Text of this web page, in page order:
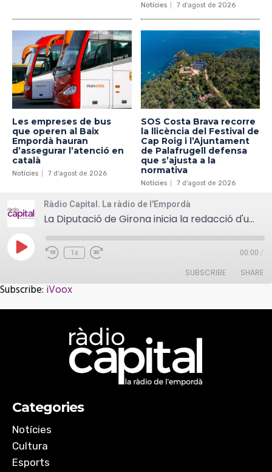
Notícies 7 d'agost de 2026
Les empreses de bus
que operen al Baix
Empordà hauran
d’assegurar l’atenció en
català
Notícies 7 d'agost de 2026
SOS Costa Brava recorre
la llicència del Festival de
Cap Roig i l’Ajuntament
de Palafrugell defensa
que s’ajusta a la
normativa
Notícies 7 d'agost de 2026
Ràdio Capital. La ràdio de l'Empordà
La Diputació de Girona inicia la redacció d'una estratègia d'emergència climàtica
Play
Episode
1x 00:00 /
SUBSCRIBE SHARE
iVoox
SHARE
EMBED
Subscribe: iVoox
Categories
Notícies
Cultura
Esports